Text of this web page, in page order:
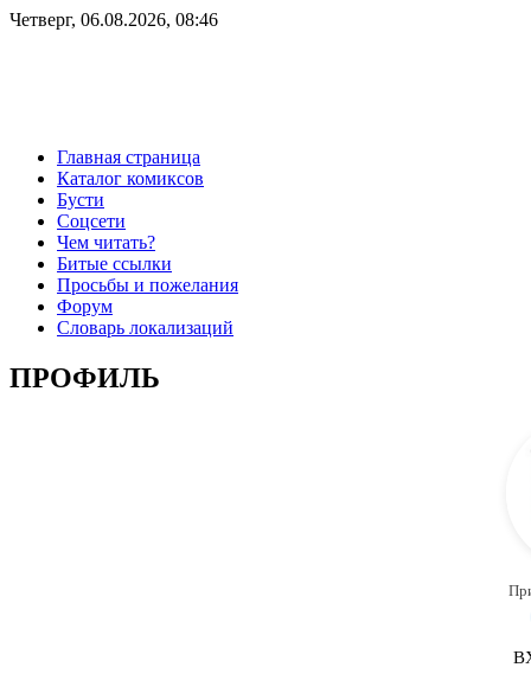
Четверг, 06.08.2026, 08:46
Главная страница
Каталог комиксов
Бусти
Соцсети
Чем читать?
Битые ссылки
Просьбы и пожелания
Форум
Словарь локализаций
ПРОФИЛЬ